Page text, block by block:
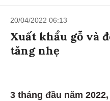
20/04/2022 06:13
Xuất khẩu gỗ và
tăng nhẹ
3 tháng đầu năm